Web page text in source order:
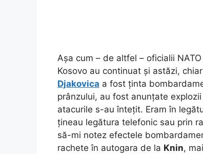
Așa cum – de altfel – oficialii
Kosovo au continuat și astăzi,
Djakovica a fost ținta
prânzului, au fost anunțate explozii
atacurile s-au întețit. Eram în
țineau legătura telefonic sau prin
să-mi notez efectele
rachete în autogara de la Knin,